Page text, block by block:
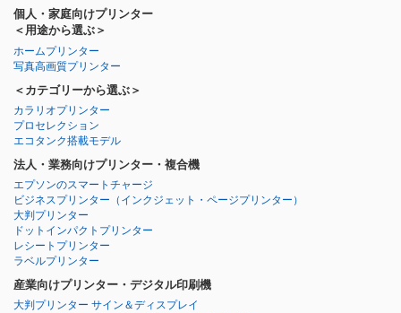
個人・家庭向けプリンター
＜用途から選ぶ＞
ホームプリンター
写真高画質プリンター
＜カテゴリーから選ぶ＞
カラリオプリンター
プロセレクション
エコタンク搭載モデル
法人・業務向けプリンター・複合機
エプソンのスマートチャージ
ビジネスプリンター （インクジェット・ページプリンター）
大判プリンター
ドットインパクトプリンター
レシートプリンター
ラベルプリンター
産業向けプリンター・デジタル印刷機
大判プリンター サイン＆ディスプレイ